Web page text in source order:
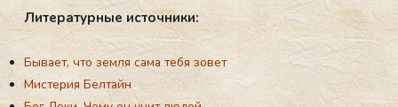
Ли­тера­тур­ные ис­точни­ки:
Бывает, что земля сама тебя зовет
Мистерия Белтайн